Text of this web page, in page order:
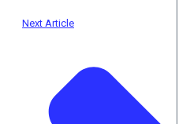
Next Article